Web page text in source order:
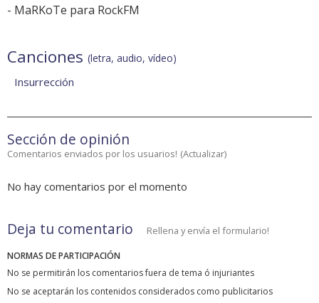
- MaRKoTe para RockFM
Canciones (letra, audio, vídeo)
Insurrección
Sección de opinión
Comentarios enviados por los usuarios! (Actualizar)
No hay comentarios por el momento
Deja tu comentario Rellena y envía el formulario!
NORMAS DE PARTICIPACIÓN
No se permitirán los comentarios fuera de tema ó injuriantes
No se aceptarán los contenidos considerados como publicitarios